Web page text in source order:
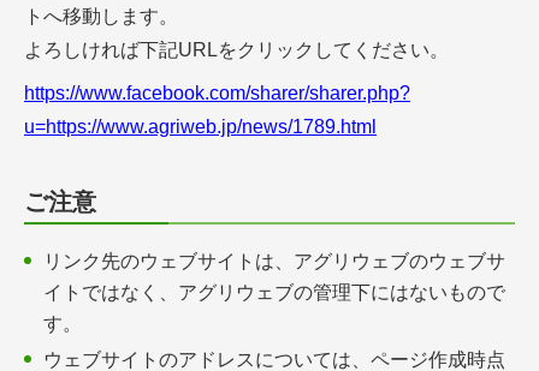
プレミアムサービスのご紹介
気象情報アプリ
会員限定コンテンツ（無料）
会員登録無料 アグリウェブの使い方
トへ移動します。
よろしければ下記URLをクリックしてください。
https://www.facebook.com/sharer/sharer.php?
u=https://www.agriweb.jp/news/1789.html
ご注意
リンク先のウェブサイトは、アグリウェブのウェブサ
イトではなく、アグリウェブの管理下にはないもので
す。
ウェブサイトのアドレスについては、ページ作成時点